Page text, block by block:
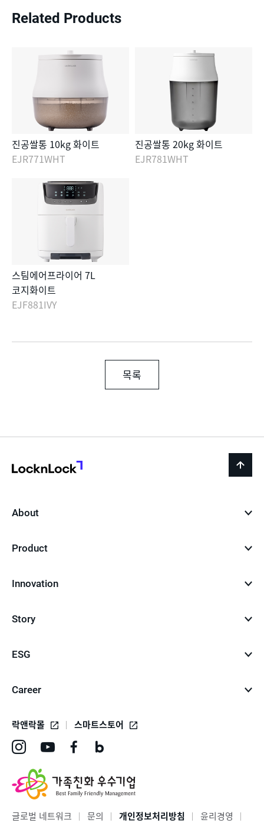
Related Products
진공쌀통 10kg 화이트
EJR771WHT
진공쌀통 20kg 화이트
EJR781WHT
스팀에어프라이어 7L
코지화이트
EJF881IVY
목록
back
About
Product
Innovation
Story
ESG
Career
락앤락몰 스마트스토어
스
타
브
스
버
글로벌 네트워크 문의 개인정보처리방침 윤리경영